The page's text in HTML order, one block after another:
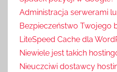
Administracja serwerami
Bezpieczeństwo Twojego
LiteSpeed Cache dla
Niewiele jest takich
Nieuczciwi dostawcy